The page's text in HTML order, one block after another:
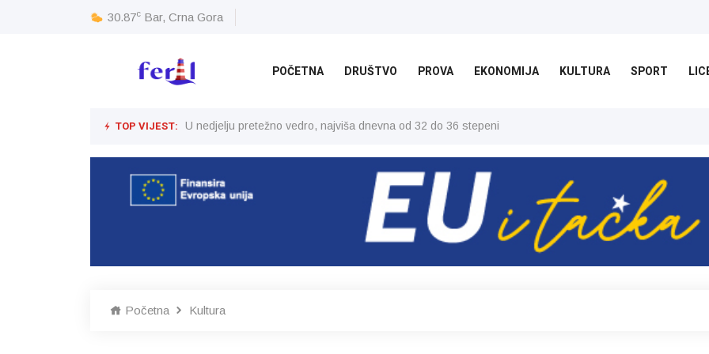
30.87c Bar, Crna Gora
POČETNA DRUŠTVO PROVA EKONOMIJA KULTURA SPORT
TOP VIJEST: U nedjelju pretežno vedro, najviša dnevna od 32 do 36 stepeni
Početna Kultura